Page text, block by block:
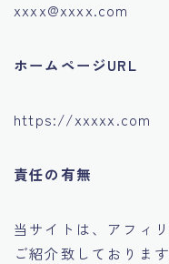
xxxx@xxxx.com
ホームページURL
https://xxxxx.com
責任の有無
当サイトは、アフィ
ご紹介致しております